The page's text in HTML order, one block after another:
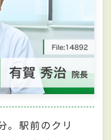
。駅前のクリ